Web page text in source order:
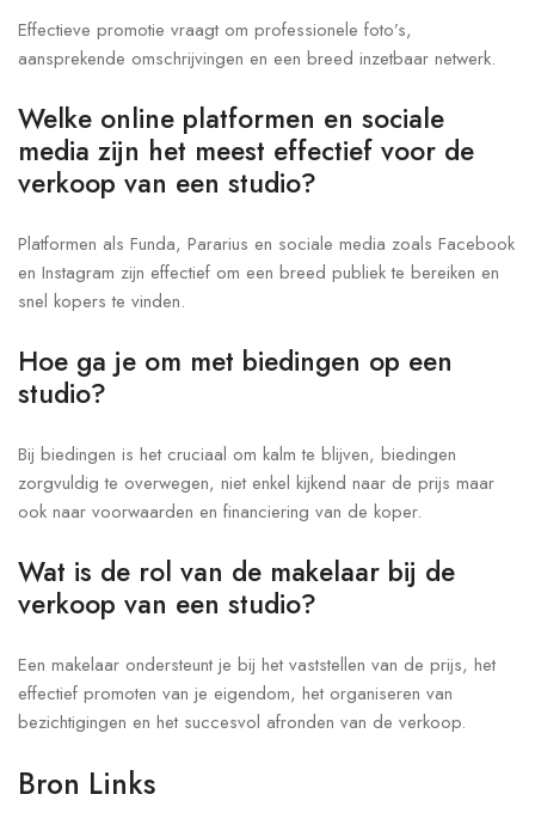
Effectieve promotie vraagt om professionele foto’s,
aansprekende omschrijvingen en een breed inzetbaar netwerk.
Welke online platformen en sociale
media zijn het meest effectief voor de
verkoop van een studio?
Platformen als Funda, Pararius en sociale media zoals Facebook
en Instagram zijn effectief om een breed publiek te bereiken en
snel kopers te vinden.
Hoe ga je om met biedingen op een
studio?
Bij biedingen is het cruciaal om kalm te blijven, biedingen
zorgvuldig te overwegen, niet enkel kijkend naar de prijs maar
ook naar voorwaarden en financiering van de koper.
Wat is de rol van de makelaar bij de
verkoop van een studio?
Een makelaar ondersteunt je bij het vaststellen van de prijs, het
effectief promoten van je eigendom, het organiseren van
bezichtigingen en het succesvol afronden van de verkoop.
Bron Links